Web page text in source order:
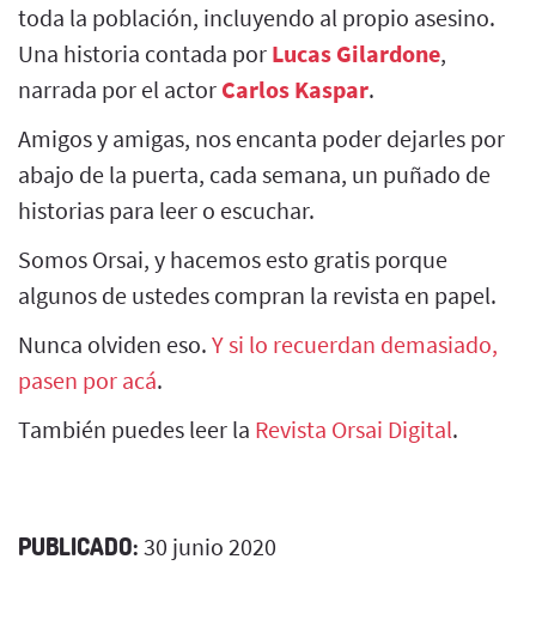
toda la población, incluyendo al propio asesino.
Una historia contada por Lucas Gilardone,
narrada por el actor Carlos Kaspar.
Amigos y amigas, nos encanta poder dejarles por
abajo de la puerta, cada semana, un puñado de
historias para leer o escuchar.
Somos Orsai, y hacemos esto gratis porque
algunos de ustedes compran la revista en papel.
Nunca olviden eso. Y si lo recuerdan demasiado,
pasen por acá.
También puedes leer la Revista Orsai Digital.
PUBLICADO: 30 junio 2020